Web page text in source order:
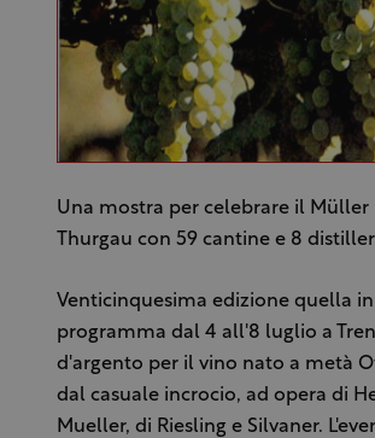
Una mostra per celebrare il Müller
Thurgau con 59 cantine e 8
Venticinquesima edizione quella in
programma dal 4 all'8 luglio a
d'argento per il vino nato a metà
dal casuale incrocio, ad opera di
Mueller, di Riesling e Silvaner.